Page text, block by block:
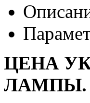
ЦЕНА
ЛАМПЫ.